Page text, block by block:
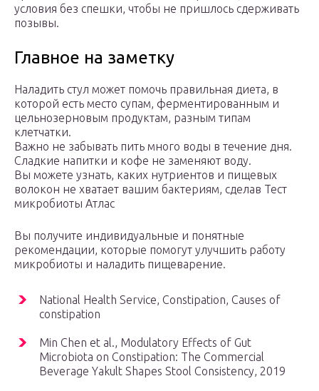
условия без спешки, чтобы не пришлось сдерживать
позывы.
Главное на заметку
Наладить стул может помочь правильная диета, в
которой есть место супам, ферментированным и
цельнозерновым продуктам, разным типам
клетчатки.
Важно не забывать пить много воды в течение дня.
Сладкие напитки и кофе не заменяют воду.
Вы можете узнать, каких нутриентов и пищевых
волокон не хватает вашим бактериям, сделав Тест
микробиоты Атлас
Вы получите индивидуальные и понятные
рекомендации, которые помогут улучшить работу
микробиоты и наладить пищеварение.
National Health Service, Constipation, Causes of
constipation
Min Chen et al., Modulatory Effects of Gut
Microbiota on Constipation: The Commercial
Beverage Yakult Shapes Stool Consistency, 2019